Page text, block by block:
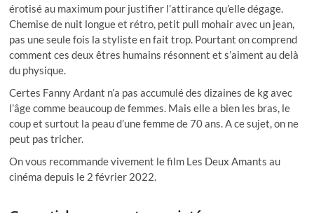
érotisé au maximum pour justifier l’attirance qu’elle dégage.
Chemise de nuit longue et rétro, petit pull mohair avec un jean,
pas une seule fois la styliste en fait trop. Pourtant on comprend
comment ces deux êtres humains résonnent et s’aiment au delà
du physique.
Certes Fanny Ardant n’a pas accumulé des dizaines de kg avec
l’âge comme beaucoup de femmes. Mais elle a bien les bras, le
coup et surtout la peau d’une femme de 70 ans. A ce sujet, on ne
peut pas tricher.
On vous recommande vivement le film Les Deux Amants au
cinéma depuis le 2 février 2022.